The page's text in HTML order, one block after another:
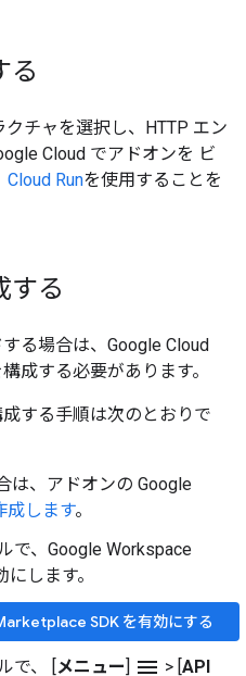
る
チャを選択し、HTTP エン
Cloud でアドオンを ビ
Cloud Runを使用することを
する
る場合は、Google Cloud
成する必要があります。
する手順は次のとおりで
は、アドオンの Google
成します。
で、Google Workspace
します。
SDK を有効にする
で、 [メニュー] menu > [API